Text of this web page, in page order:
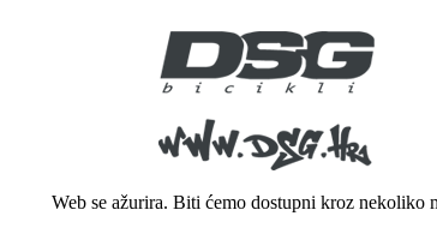
Web se ažurira. Biti ćemo dostupni kroz nekoliko